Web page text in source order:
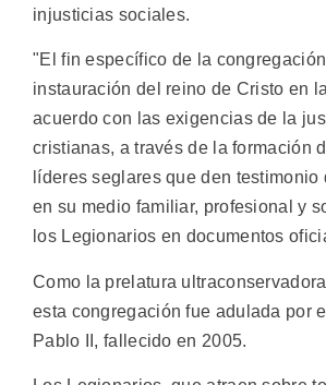
injusticias sociales.
"El fin específico de la
instauración del reino de Cristo en
acuerdo con las exigencias de la
cristianas, a través de la formación
líderes seglares que den
en su medio familiar, profesional y
los Legionarios en documentos
Como la prelatura
esta congregación fue adulada por
Pablo II, fallecido en 2005.